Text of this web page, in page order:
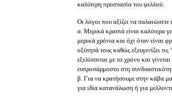
καλύτερη προστασία του φελλού.
Οι λόγοι που αξίζει να παλαιώσετε
α. Μερικά κρασιά είναι καλύτερα
μερικά χρόνια και όχι όταν είναι
οξύτητά τους καθώς εξευγενίζει τις
εξελίσσεται με το χρόνο και
ευπροσάρμοστο στη
β. Για να κρατήσουμε στην κάβα
για ιδία κατανάλωση ή για